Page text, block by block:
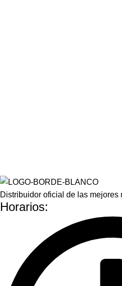
Distribuidor oficial de las mejores
Horarios: